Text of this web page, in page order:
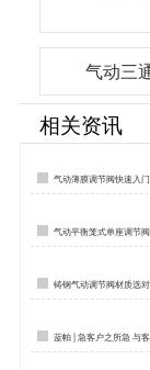
气动三
相关资讯
气动薄膜调节阀快速入门
气动平衡笼式单座调节
铸钢气动调节阀材质选
蓝帕 | 急客户之所急 与